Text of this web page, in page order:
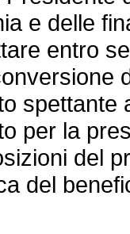
e delle
entro
per la
del
del